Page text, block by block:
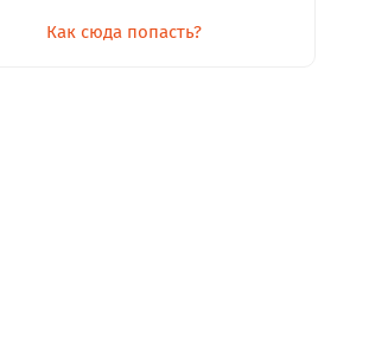
Как сюда попасть?